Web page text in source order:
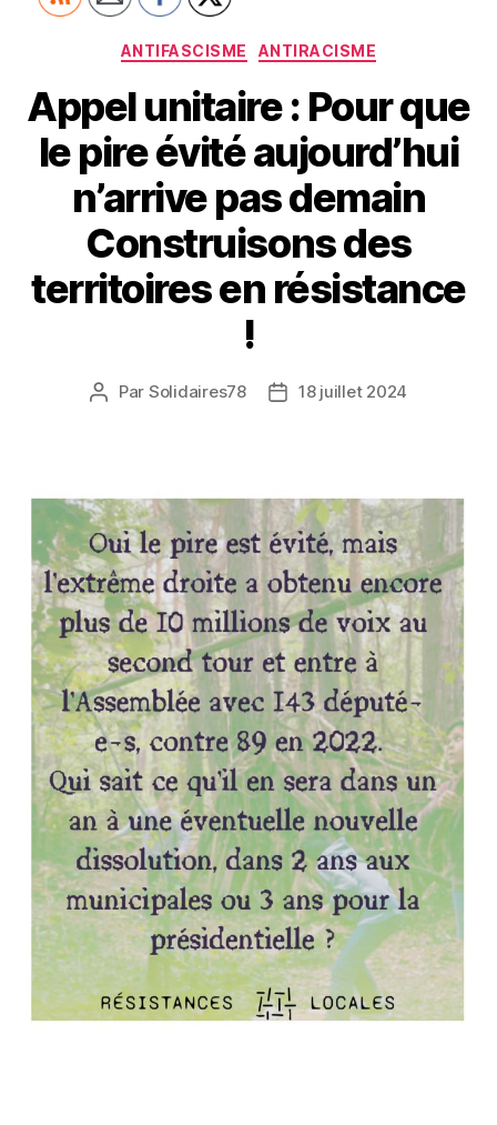
Catégories
ANTIFASCISME ANTIRACISME
Appel unitaire : Pour que
le pire évité aujourd’hui
n’arrive pas demain
Construisons des
territoires en résistance
!
Auteur
Par Solidaires78
Date18 juillet 2024